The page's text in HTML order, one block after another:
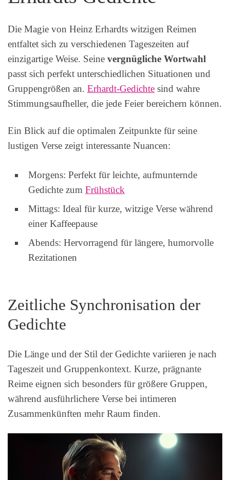
Die Magie von Heinz Erhardts witzigen Reimen
entfaltet sich zu verschiedenen Tageszeiten auf
einzigartige Weise. Seine vergnügliche Wortwahl
passt sich perfekt unterschiedlichen Situationen und
Gruppengrößen an. Erhardt-Gedichte sind wahre
Stimmungsaufheller, die jede Feier bereichern können.
Ein Blick auf die optimalen Zeitpunkte für seine
lustigen Verse zeigt interessante Nuancen:
Morgens: Perfekt für leichte, aufmunternde
Gedichte zum Frühstück
Mittags: Ideal für kurze, witzige Verse während
einer Kaffeepause
Abends: Hervorragend für längere, humorvolle
Rezitationen
Zeitliche Synchronisation der
Gedichte
Die Länge und der Stil der Gedichte variieren je nach
Tageszeit und Gruppenkontext. Kurze, prägnante
Reime eignen sich besonders für größere Gruppen,
während ausführlichere Verse bei intimeren
Zusammenkünften mehr Raum finden.